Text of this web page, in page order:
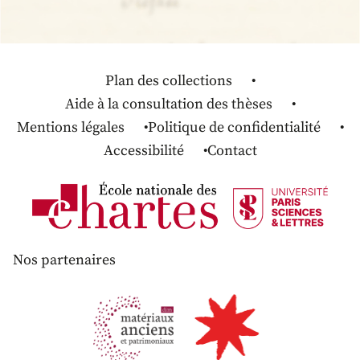
Plan des collections
Aide à la consultation des thèses
Mentions légales
Politique de confidentialité
Accessibilité
Contact
Nos partenaires